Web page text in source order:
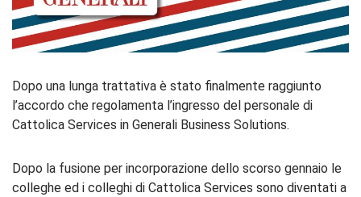
Dopo una lunga trattativa è stato finalmente raggiunto
l’accordo che regolamenta l’ingresso del personale di
Cattolica Services in Generali Business Solutions.
Dopo la fusione per incorporazione dello scorso gennaio le
colleghe ed i colleghi di Cattolica Services sono diventati a